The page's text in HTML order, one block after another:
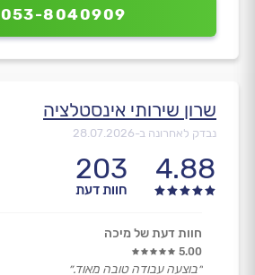
053-8040909
שרון שירותי אינסטלציה
נבדק לאחרונה ב-28.07.2026
4.88
203
חוות דעת
חוות דעת של מיכה
5.00
״בוצעה עבודה טובה מאוד.״